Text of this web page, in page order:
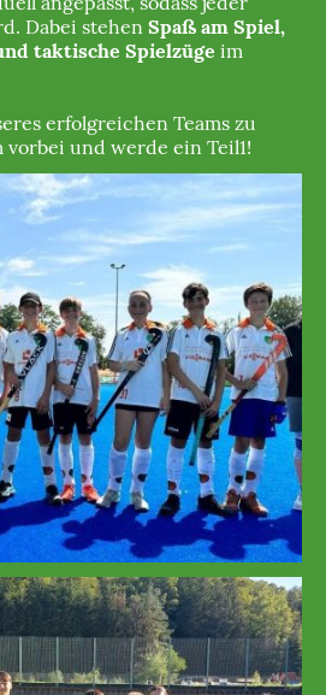
Dabei stehen Spaß am Spiel,
taktische Spielzüge im
erfolgreichen Teams zu
und werde ein Teil1!